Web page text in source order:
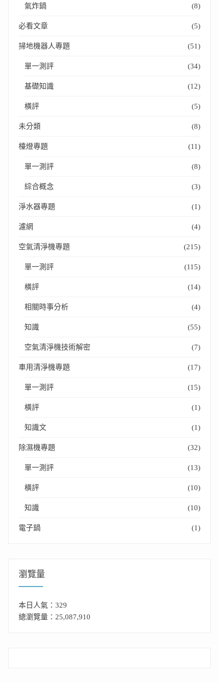
氣炸鍋 (8)
必看文章 (5)
掃地機器人專題 (51)
單一測評 (34)
基礎知識 (12)
橫評 (5)
未分類 (8)
檯燈專題 (11)
單一測評 (8)
綜合概念 (3)
淨水器專題 (1)
濾網 (4)
空氣清淨機專題 (215)
單一測評 (115)
橫評 (14)
相關時事分析 (4)
知識 (55)
空氣清淨機技術解密 (7)
車用清淨機專題 (17)
單一測評 (15)
橫評 (1)
知識文 (1)
除濕機專題 (32)
單一測評 (13)
橫評 (10)
知識 (10)
電子鍋 (1)
瀏覽量
本日人氣：329
總瀏覽量：25,087,910